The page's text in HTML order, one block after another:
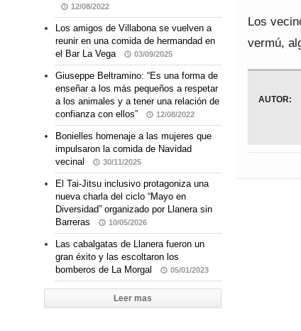
Los
vermú,
AUTOR:
12/08/2022
Los amigos de Villabona se vuelven a
reunir en una comida de hermandad en
el Bar La Vega
03/09/2025
Giuseppe Beltramino: “Es una forma de
enseñar a los más pequeños a respetar
a los animales y a tener una relación de
confianza con ellos”
12/08/2022
Bonielles homenaje a las mujeres que
impulsaron la comida de Navidad
vecinal
30/11/2025
El Tai-Jitsu inclusivo protagoniza una
nueva charla del ciclo “Mayo en
Diversidad” organizado por Llanera sin
Barreras
10/05/2026
Las cabalgatas de Llanera fueron un
gran éxito y las escoltaron los
bomberos de La Morgal
05/01/2023
Leer mas